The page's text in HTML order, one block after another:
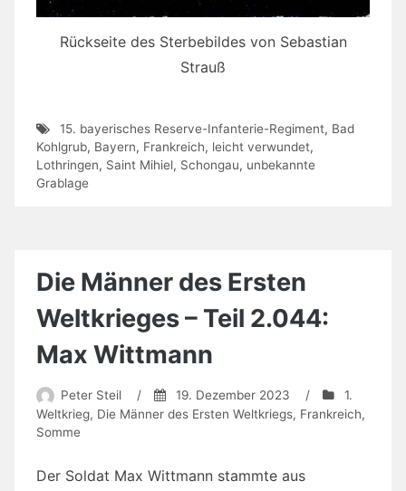
Rückseite des Sterbebildes von Sebastian
Strauß
15. bayerisches Reserve-Infanterie-Regiment, Bad
Kohlgrub, Bayern, Frankreich, leicht verwundet,
Lothringen, Saint Mihiel, Schongau, unbekannte
Grablage
Die Männer des Ersten
Weltkrieges – Teil 2.044:
Max Wittmann
Peter Steil / 19. Dezember 2023 /
1.
Weltkrieg, Die Männer des Ersten Weltkriegs, Frankreich,
Somme
Der Soldat Max Wittmann stammte aus